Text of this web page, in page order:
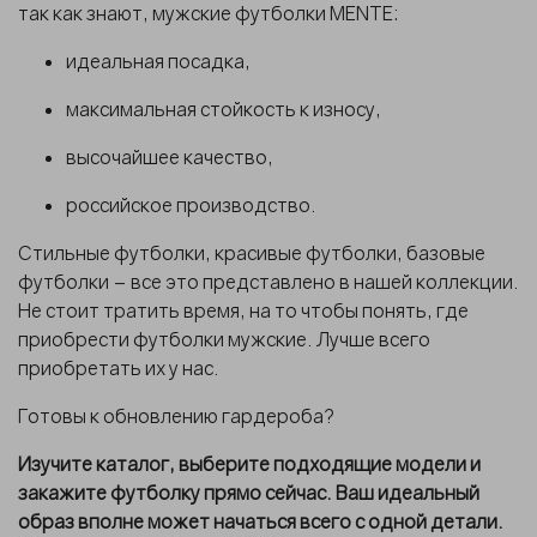
так как знают, мужские футболки MENTE:
идеальная посадка,
максимальная стойкость к износу,
высочайшее качество,
российское производство.
Стильные футболки, красивые футболки, базовые
футболки – все это представлено в нашей коллекции.
Не стоит тратить время, на то чтобы понять, где
приобрести футболки мужские. Лучше всего
приобретать их у нас.
Готовы к обновлению гардероба?
Изучите каталог, выберите подходящие модели и
закажите футболку прямо сейчас. Ваш идеальный
образ вполне может начаться всего с одной детали.